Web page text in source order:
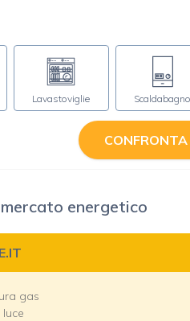
Lavastoviglie Scaldabagno
CONFRONTA
energetico
gas